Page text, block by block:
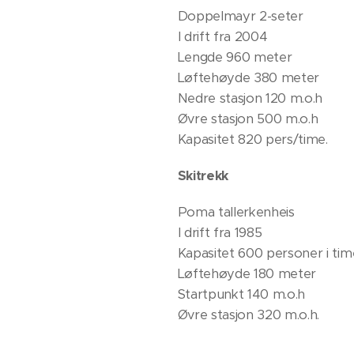
Doppelmayr 2-seter
I drift fra 2004
Lengde 960 meter
Løftehøyde 380 meter
Nedre stasjon 120 m.o.h
Øvre stasjon 500 m.o.h
Kapasitet 820 pers/time.
Skitrekk
Poma tallerkenheis
I drift fra 1985
Kapasitet 600 personer i
Løftehøyde 180 meter
Startpunkt 140 m.o.h
Øvre stasjon 320 m.o.h.